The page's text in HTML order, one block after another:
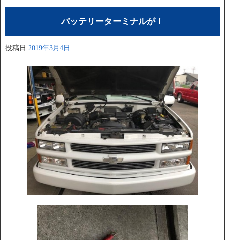
バッテリーターミナルが！
投稿日 2019年3月4日